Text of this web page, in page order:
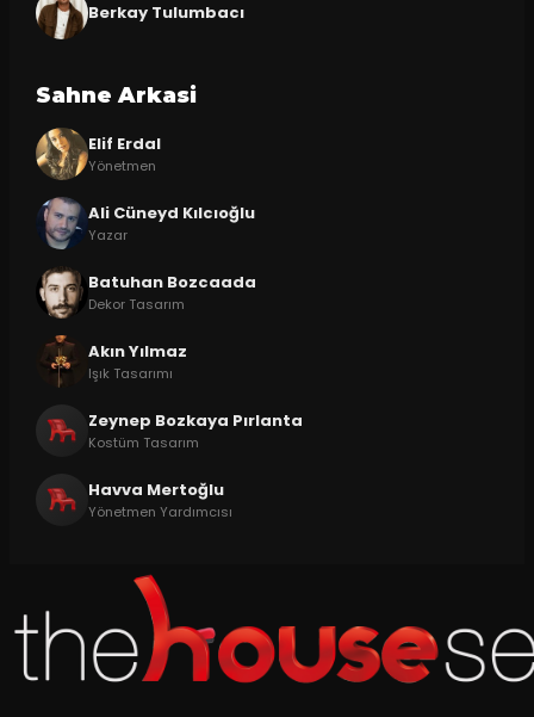
Berkay Tulumbacı
Sahne Arkasi
Elif Erdal
Yönetmen
Ali Cüneyd Kılcıoğlu
Yazar
Batuhan Bozcaada
Dekor Tasarım
Akın Yılmaz
Işık Tasarımı
Zeynep Bozkaya Pırlanta
Kostüm Tasarım
Havva Mertoğlu
Yönetmen Yardımcısı